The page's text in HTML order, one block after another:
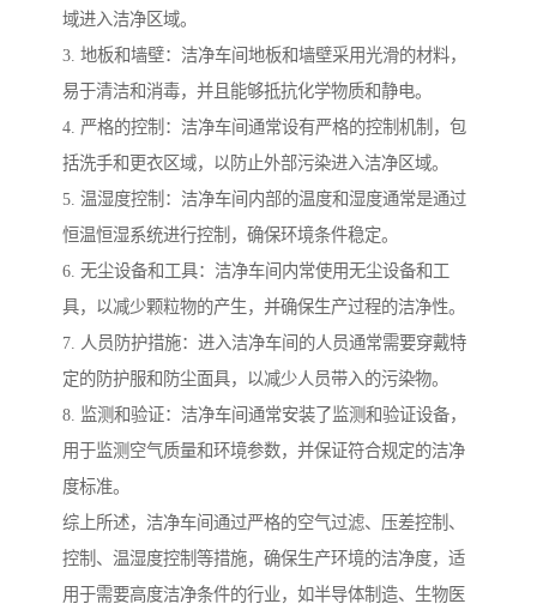
域进入洁净区域。
3. 地板和墙壁：洁净车间地板和墙壁采用光滑的材料，
易于清洁和消毒，并且能够抵抗化学物质和静电。
4. 严格的控制：洁净车间通常设有严格的控制机制，包
括洗手和更衣区域，以防止外部污染进入洁净区域。
5. 温湿度控制：洁净车间内部的温度和湿度通常是通过
恒温恒湿系统进行控制，确保环境条件稳定。
6. 无尘设备和工具：洁净车间内常使用无尘设备和工
具，以减少颗粒物的产生，并确保生产过程的洁净性。
7. 人员防护措施：进入洁净车间的人员通常需要穿戴特
定的防护服和防尘面具，以减少人员带入的污染物。
8. 监测和验证：洁净车间通常安装了监测和验证设备，
用于监测空气质量和环境参数，并保证符合规定的洁净
度标准。
综上所述，洁净车间通过严格的空气过滤、压差控制、
控制、温湿度控制等措施，确保生产环境的洁净度，适
用于需要高度洁净条件的行业，如半导体制造、生物医